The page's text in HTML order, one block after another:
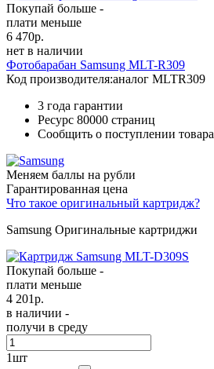
Покупай больше -
плати меньше
6 470р.
нет в наличии
Фотобарабан Samsung MLT-R309
Код производителя:аналог MLTR309
3 года гарантии
Ресурс 80000 страниц
Сообщить о поступлении товара
Меняем баллы на рубли
Гарантированная цена
Что такое оригинальный картридж?
Samsung Оригинальные картриджи
Покупай больше -
плати меньше
4 201р.
в наличии -
получи в среду
1шт